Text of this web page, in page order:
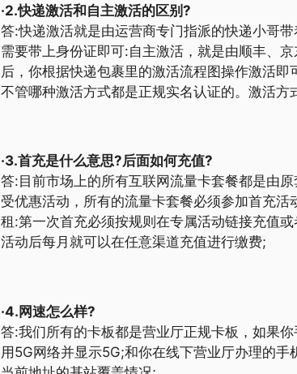
·2.快递激活和自主激活的区别?
答:快递激活就是由运营商专门指派的快递小哥
需要带上身份证即可:自主激活，就是由顺丰、
后，你根据快递包裹里的激活流程图操作激活即
不管哪种激活方式都是正规实名认证的。激活方
·3.首充是什么意思?后面如何充值?
答:目前市场上的所有互联网流量卡套餐都是由
受优惠活动，所有的流量卡套餐必须参加首充活
租:第一次首充必须按规则在专属活动链接充值
活动后每月就可以在任意渠道充值进行缴费;
·4.网速怎么样?
答:我们所有的卡板都是营业厅正规卡板，如果
用5G网络并显示5G;和你在线下营业厅办理的